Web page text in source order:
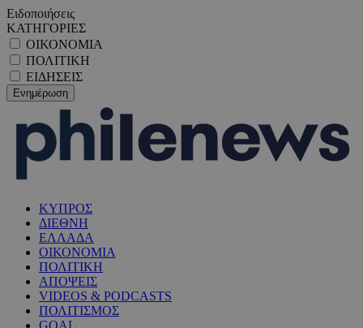
Ειδοποιήσεις
ΚΑΤΗΓΟΡΙΕΣ
ΟΙΚΟΝΟΜΙΑ
ΠΟΛΙΤΙΚΗ
ΕΙΔΗΣΕΙΣ
ΚΥΠΡΟΣ
ΔΙΕΘΝΗ
ΕΛΛΑΔΑ
ΟΙΚΟΝΟΜΙΑ
ΠΟΛΙΤΙΚΗ
ΑΠΟΨΕΙΣ
VIDEOS & PODCASTS
ΠΟΛΙΤΙΣΜΟΣ